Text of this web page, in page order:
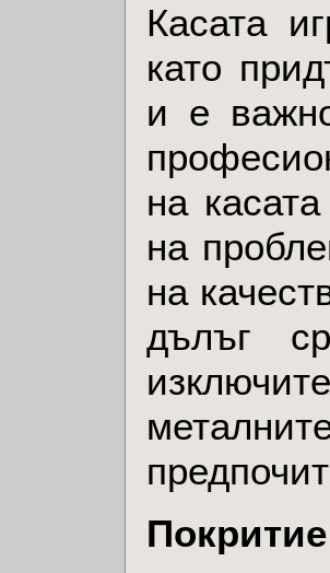
Касата
като
и е
на
на
на
дълъг
Покритие